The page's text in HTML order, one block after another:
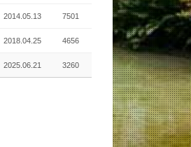
2014.05.13 7501
2018.04.25 4656
2025.06.21 3260